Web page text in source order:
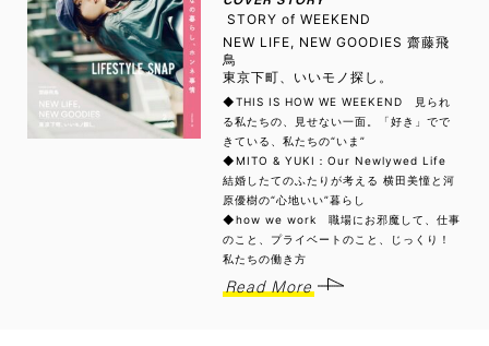
STORY of WEEKEND
NEW LIFE, NEW GOODIES 齋藤飛
鳥
東京下町、いいモノ探し。
◆THIS IS HOW WE WEEKEND 見られ
る私たちの、見せない一面。「好き」でで
きている、私たちの“いま”
◆MITO & YUKI：Our Newlywed Life
結婚したてのふたりが考える 横田美憧と河
原優樹の“心地いい”暮らし
◆how we work 職場にお邪魔して、仕事
のこと、プライベートのこと、じっくり！
私たちの働き方
Read More